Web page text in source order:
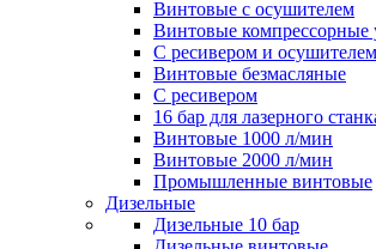
Винтовые с осушителем
Винтовые компрессорные
C ресивером и осушителем
Винтовые безмасляные
C ресивером
16 бар для лазерного
Винтовые 1000 л/мин
Винтовые 2000 л/мин
Промышленные винтовые
Дизельные
Дизельные 10 бар